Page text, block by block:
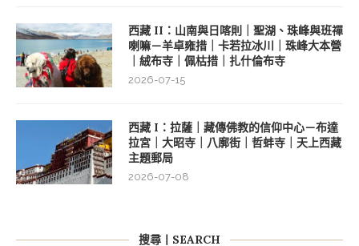
西藏 II：山南與日喀則｜聖湖、珠峰與班禪
喇嘛－羊卓雍措｜卡若拉冰川｜珠峰大本營
｜絨布寺｜佩枯措｜扎什倫布寺
2026-07-15
西藏 I：拉薩｜藏傳佛教的信仰中心－布達
拉宮｜大昭寺｜八廓街｜哲蚌寺｜天上西藏
主題郵局
2026-07-08
搜尋丨SEARCH